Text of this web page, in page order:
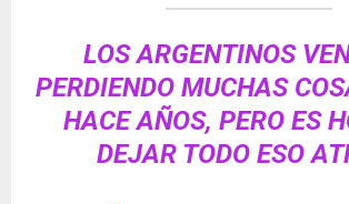
LOS ARGENTINOS
PERDIENDO MUCHAS
HACE AÑOS, PERO ES
DEJAR TODO ESO